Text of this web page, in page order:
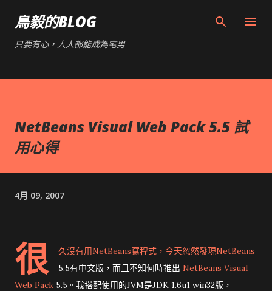
鳥毅的BLOG
只要有心，人人都能成為宅男
NetBeans Visual Web Pack 5.5 試
用心得
4月 09, 2007
很
久沒有用NetBeans寫程式，今天忽然發現NetBeans
5.5有中文版，而且不知何時推出 NetBeans Visual
Web Pack 5.5。我搭配使用的JVM是JDK 1.6u1 win32版，